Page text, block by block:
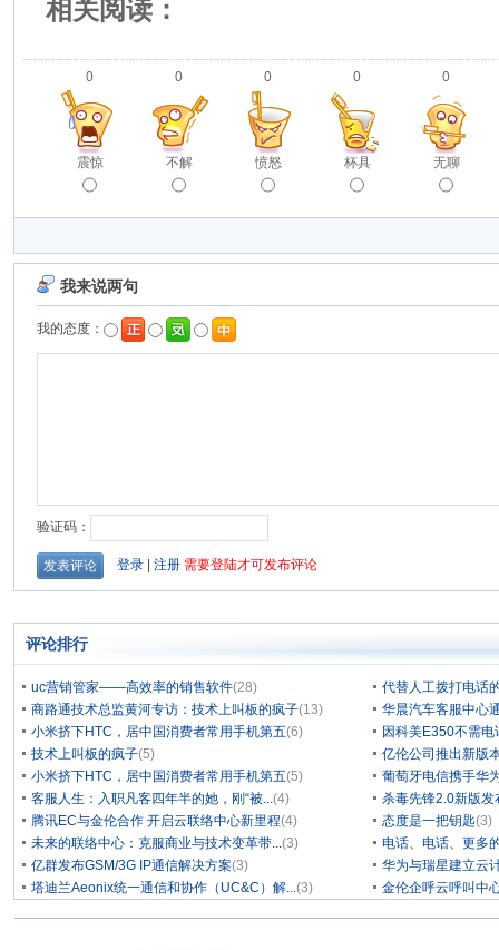
相关阅读：
0
震惊
0
不解
0
愤怒
0
杯具
0
无聊
评论排行
uc营销管家——高效率的销售软件(28)
代替人工拨打电话
商路通技术总监黄河专访：技术上叫板的疯子(13)
华晨汽车客服中心
小米挤下HTC，居中国消费者常用手机第五(6)
因科美E350不需
技术上叫板的疯子(5)
亿伦公司推出新版
小米挤下HTC，居中国消费者常用手机第五(5)
葡萄牙电信携手华
客服人生：入职凡客四年半的她，刚“被...(4)
杀毒先锋2.0新版发
腾讯EC与金伦合作 开启云联络中心新里程(4) 态度是一把钥匙(3)
未来的联络中心：克服商业与技术变革带...(3)
电话、电话、更多
亿群发布GSM/3G IP通信解决方案(3)
华为与瑞星建立云
塔迪兰Aeonix统一通信和协作（UC&C）解...(3) 金伦企呼云呼叫中